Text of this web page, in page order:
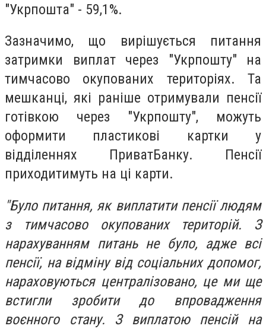
"Укрпошта" - 59,1%.
Зазначимо, що вирішується питання
затримки виплат через "Укрпошту" на
тимчасово окупованих територіях. Та
мешканці, які раніше отримували пенсії
готівкою через "Укрпошту", можуть
оформити пластикові картки у
відділеннях ПриватБанку. Пенсії
приходитимуть на ці карти.
"Було питання, як виплатити пенсії людям
з тимчасово окупованих територій. З
нарахуванням питань не було, адже всі
пенсії, на відміну від соціальних допомог,
нараховуються централізовано, це ми ще
встигли зробити до впровадження
воєнного стану. З виплатою пенсій на